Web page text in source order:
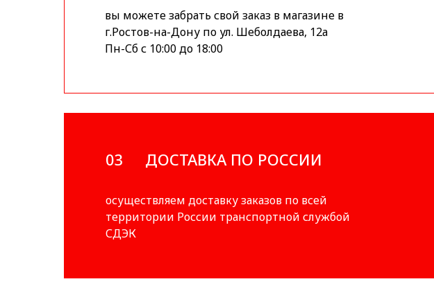
вы можете забрать свой заказ в магазине в
г.Ростов-на-Дону по ул. Шеболдаева, 12а
Пн-Сб с 10:00 до 18:00
ДОСТАВКА ПО РОССИИ
03
осуществляем доставку заказов по всей
территории России транспортной службой
СДЭК